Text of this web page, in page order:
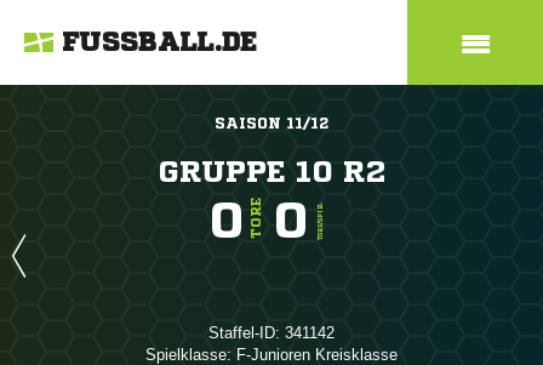
FUSSBALL.DE
SAISON 11/12
GRUPPE 10 R2
0 TORE 0 TORE/SPIEL
Staffel-ID: 341142
Spielklasse: F-Junioren Kreisklasse